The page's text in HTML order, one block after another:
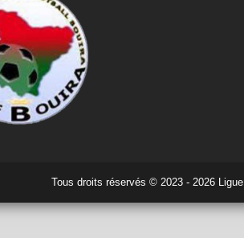
Tous droits réservés © 2023 - 2026